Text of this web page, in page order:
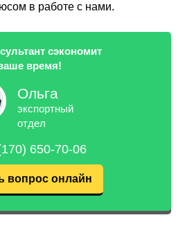
в работе с нами.
сэкономит
время!
Ольга
экспортный
отдел
650-70-06
вопрос онлайн